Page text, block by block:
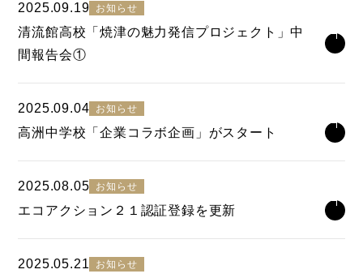
2025.09.19 お知らせ
清流館高校「焼津の魅力発信プロジェクト」中
間報告会①
2025.09.04 お知らせ
高洲中学校「企業コラボ企画」がスタート
2025.08.05 お知らせ
エコアクション２１認証登録を更新
2025.05.21 お知らせ